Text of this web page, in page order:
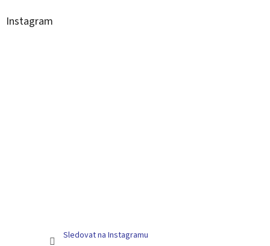
Instagram
Sledovat na Instagramu